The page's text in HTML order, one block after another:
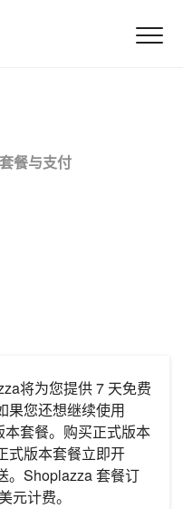
套餐与支付
将为您提供 7 天免费
果您还想继续使用
套餐。购买正式版本
式版本套餐立即开
。Shoplazza 套餐订
元计费。